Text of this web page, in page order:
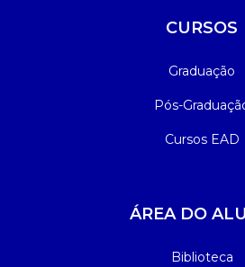
CURSOS
Graduação
Pós-
Cursos EAD
ÁREA DO
Biblioteca